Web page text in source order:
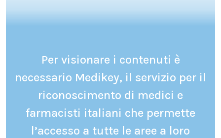
Per visionare i contenuti è
necessario Medikey, il servizio per il
riconoscimento di medici e
farmacisti italiani che permette
l’accesso a tutte le aree a loro